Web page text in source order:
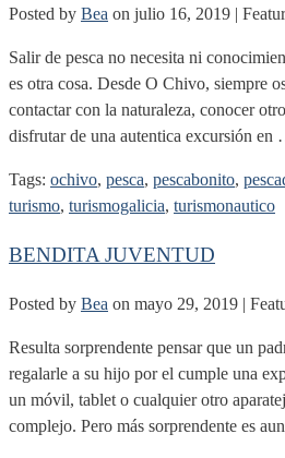
Posted by Bea on julio 16, 2019 |
Salir de pesca no necesita ni
es otra cosa. Desde O Chivo, siempre
contactar con la naturaleza, conocer
disfrutar de una autentica excursión en
Tags: ochivo, pesca, pescabonito,
turismo, turismogalicia, turismonautico
BENDITA JUVENTUD
Posted by Bea on mayo 29, 2019 |
Resulta sorprendente pensar que un
regalarle a su hijo por el cumple una
un móvil, tablet o cualquier otro
complejo. Pero más sorprendente es